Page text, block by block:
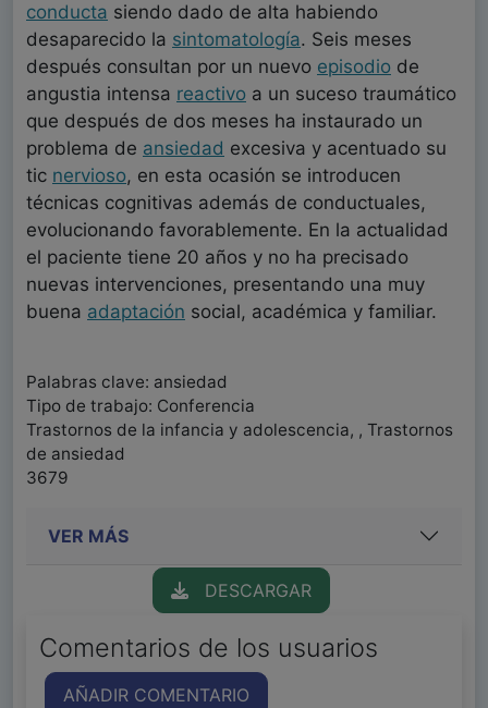
conducta siendo dado de alta habiendo
desaparecido la sintomatología. Seis meses
después consultan por un nuevo episodio de
angustia intensa reactivo a un suceso traumático
que después de dos meses ha instaurado un
problema de ansiedad excesiva y acentuado su
tic nervioso, en esta ocasión se introducen
técnicas cognitivas además de conductuales,
evolucionando favorablemente. En la actualidad
el paciente tiene 20 años y no ha precisado
nuevas intervenciones, presentando una muy
buena adaptación social, académica y familiar.
Palabras clave: ansiedad
Tipo de trabajo: Conferencia
Trastornos de la infancia y adolescencia, , Trastornos
de ansiedad
3679
VER MÁS
DESCARGAR
Comentarios de los usuarios
AÑADIR COMENTARIO